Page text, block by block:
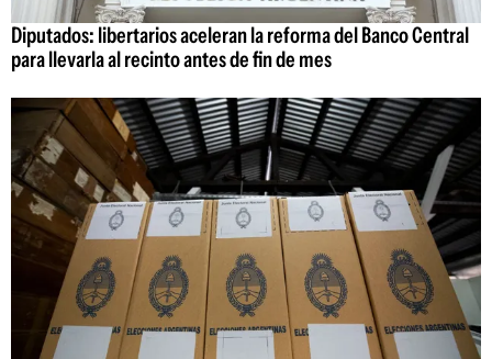
Diputados: libertarios aceleran la reforma del Banco Central
para llevarla al recinto antes de fin de mes